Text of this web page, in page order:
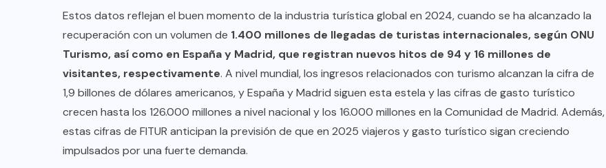
Estos datos reflejan el buen momento de la industria turística global en 2024, cuando se ha alcanzado la
recuperación con un volumen de 1.400 millones de llegadas de turistas internacionales, según ONU
Turismo, así como en España y Madrid, que registran nuevos hitos de 94 y 16 millones de
visitantes, respectivamente. A nivel mundial, los ingresos relacionados con turismo alcanzan la cifra de
1,9 billones de dólares americanos, y España y Madrid siguen esta estela y las cifras de gasto turístico
crecen hasta los 126.000 millones a nivel nacional y los 16.000 millones en la Comunidad de Madrid. Además,
estas cifras de FITUR anticipan la previsión de que en 2025 viajeros y gasto turístico sigan creciendo
impulsados por una fuerte demanda.
COLABORADORES MÉXICO
NOTICIAS
BRAZIL COLABORADORES
INTERNACIONAL NOTICIAS